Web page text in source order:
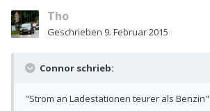
Tho
Geschrieben 9. Februar 2015
Connor schrieb:
"Strom an Ladestationen teurer als Benzin"